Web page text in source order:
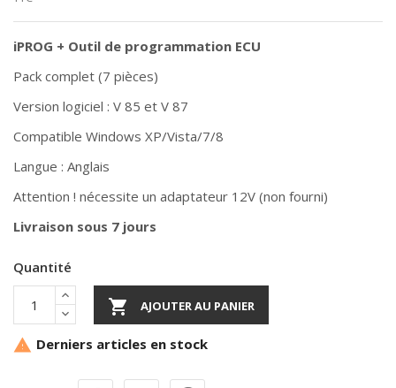
iPROG + Outil de programmation ECU
Pack complet (7 pièces)
Version logiciel : V 85 et V 87
Compatible Windows XP/Vista/7/8
Langue : Anglais
Attention ! nécessite un adaptateur 12V (non fourni)
Livraison sous 7 jours
Quantité
 AJOUTER AU PANIER
 Derniers articles en stock